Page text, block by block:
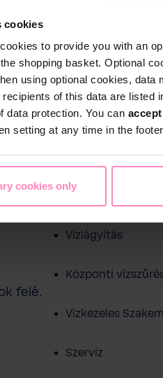
cookies
to provide you with an
shopping basket. Optional
using optional cookies,
recipients of this data are
data protection. You can
setting at any time in the
cookies only
Shop
Ivóvíz szűrés
Vízlágyítás
Központi
Vizkezeles
Szerviz
vízkezelés
felé.